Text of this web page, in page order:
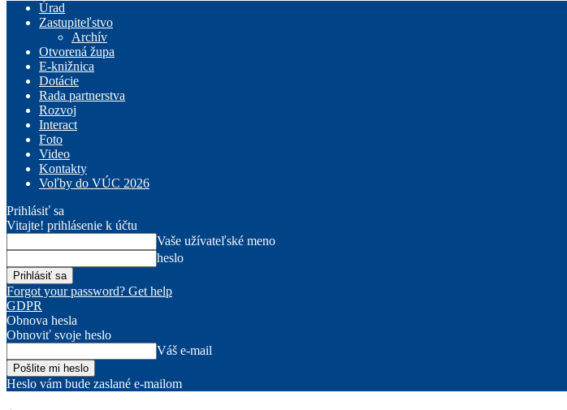
Úrad
Zastupiteľstvo
Archív
Otvorená župa
E-knižnica
Dotácie
Rada partnerstva
Rozvoj
Interact
Foto
Video
Kontakty
Voľby do VÚC 2026
Prihlásiť sa
Vitajte! prihlásenie k účtu
Vaše užívateľské meno
heslo
Forgot your password? Get help
GDPR
Obnova hesla
Obnoviť svoje heslo
Váš e-mail
Heslo vám bude zaslané e-mailom